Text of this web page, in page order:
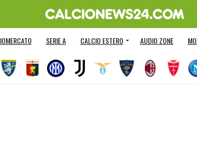
SERIE A CALCIO ESTERO AUDIO ZONE